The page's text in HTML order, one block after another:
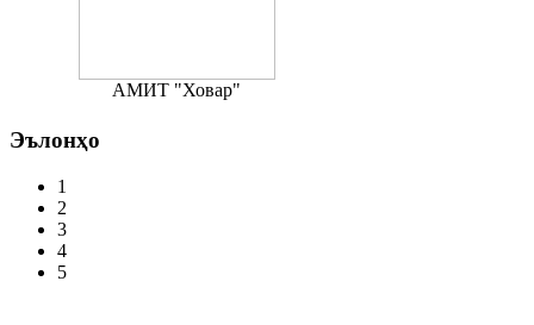
АМИТ "Ховар"
Эълонҳо
1
2
3
4
5